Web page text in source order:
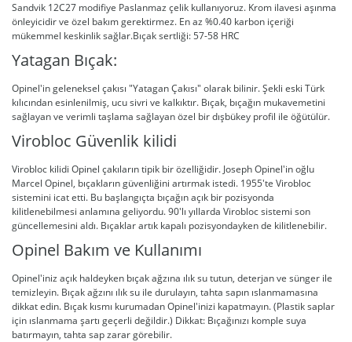
Sandvik 12C27 modifiye Paslanmaz çelik kullanıyoruz. Krom ilavesi aşınma
önleyicidir ve özel bakım gerektirmez. En az %0.40 karbon içeriği
mükemmel keskinlik sağlar.Bıçak sertliği: 57-58 HRC
Yatagan Bıçak:
Opinel'in geleneksel çakısı "Yatagan Çakısı" olarak bilinir. Şekli eski Türk
kılıcından esinlenilmiş, ucu sivri ve kalkıktır. Bıçak, bıçağın mukavemetini
sağlayan ve verimli taşlama sağlayan özel bir dışbükey profil ile öğütülür.
Virobloc Güvenlik kilidi
Virobloc kilidi Opinel çakıların tipik bir özelliğidir. Joseph Opinel'in oğlu
Marcel Opinel, bıçakların güvenliğini artırmak istedi. 1955'te Virobloc
sistemini icat etti. Bu başlangıçta bıçağın açık bir pozisyonda
kilitlenebilmesi anlamına geliyordu. 90'lı yıllarda Virobloc sistemi son
güncellemesini aldı. Bıçaklar artık kapalı pozisyondayken de kilitlenebilir.
Opinel Bakım ve Kullanımı
Opinel'iniz açık haldeyken bıçak ağzına ılık su tutun, deterjan ve sünger ile
temizleyin. Bıçak ağzını ılık su ile durulayın, tahta sapın ıslanmamasına
dikkat edin. Bıçak kısmı kurumadan Opinel'inizi kapatmayın. (Plastik saplar
için ıslanmama şartı geçerli değildir.) Dikkat: Bıçağınızı komple suya
batırmayın, tahta sap zarar görebilir.